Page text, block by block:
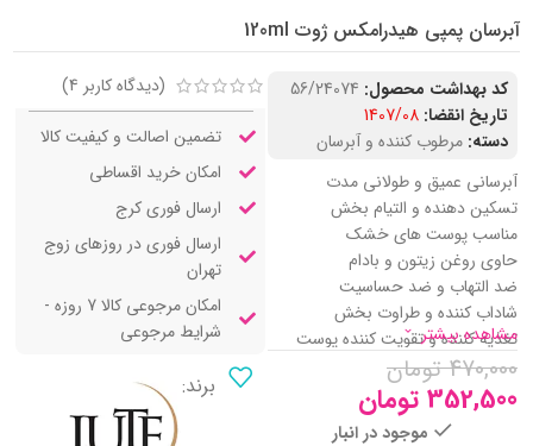
آبرسان پمپی هیدرامکس ژوت 120ml
کد بهداشت محصول: 56/24074
تاریخ انقضا: 1407/08
دسته: مرطوب کننده و آبرسان
آبرسانی عمیق و طولانی مدت
تسکین دهنده و التیام بخش
مناسب پوست های خشک
حاوی روغن زیتون و بادام
ضد التهاب و ضد حساسیت
شاداب کننده و طراوت بخش
تغذیه کننده و تقویت کننده پوست
جلوگیری از پیری زودرس پوست
فاقد پارابن و ترکیبات آسیب رسان
مشاهده بیشتر
470,000 تومان
352,500 تومان
موجود در انبار
(دیدگاه کاربر 4
)
تضمین اصالت و کیفیت کالا
امکان خرید اقساطی
ارسال فوری کرج
ارسال فوری در روزهای زوج
تهران
امکان مرجوعی کالا 7 روزه -
شرایط مرجوعی
برند: